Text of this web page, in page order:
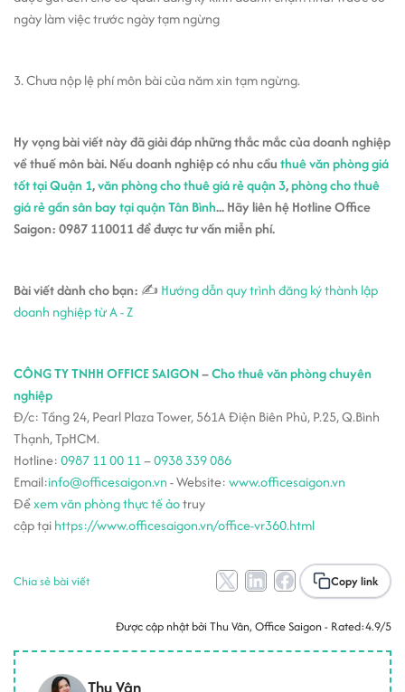
ngày làm việc trước ngày tạm ngừng
3. Chưa nộp lệ phí môn bài của năm xin tạm ngừng.
Hy vọng bài viết này đã giải đáp những thắc mắc của doanh nghiệp
về thuế môn bài. Nếu doanh nghiệp có nhu cầuthuêvăn phòng giá
tốt tại Quận 1,văn phòng cho thuê giá rẻ quận 3,phòng cho thuê
giá rẻ gần sân bay tại quận Tân Bình... Hãy liên hệ Hotline Office
Saigon: 0987 110011 để được tư vấn miễn phí.
Bài viết dành cho bạn: ✍ Hướng dẫn quy trình đăng ký thành lập
doanh nghiệp từ A - Z
CÔNG TY TNHH OFFICE SAIGON–Cho thuê văn phòng chuyên
nghiệp
Đ/c: Tầng 24, Pearl Plaza Tower, 561A Điện Biên Phủ, P.25, Q.Bình
Thạnh, TpHCM.
Hotline:0987 11 00 11–0938 339 086
Email:info@officesaigon.vn- Website:www.officesaigon.vn
Đểxem văn phòng thực tế ảotruy
cập tạihttps://www.officesaigon.vn/office-vr360.html
Chia sẻ bài viết Copy link
Được cập nhật bởi Thu Vân, Office Saigon - Rated:4.9/5
Thu Vân